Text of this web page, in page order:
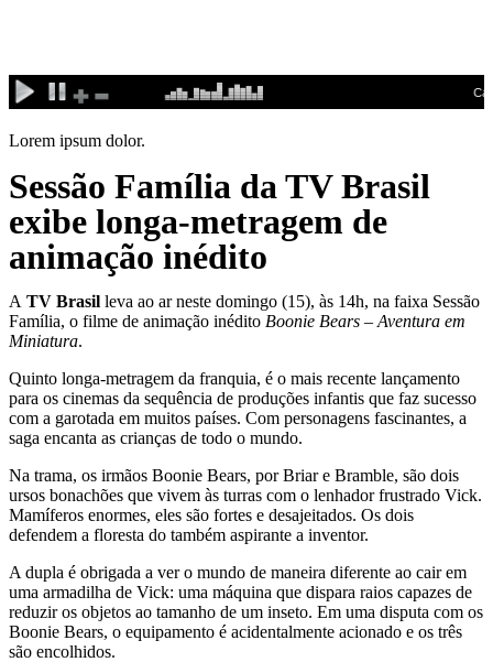
conteúdo
Lorem ipsum dolor.
Sessão Família da TV Brasil
exibe longa-metragem de
animação inédito
A TV Brasil leva ao ar neste domingo (15), às 14h, na faixa Sessão
Família, o filme de animação inédito Boonie Bears – Aventura em
Miniatura.
Quinto longa-metragem da franquia, é o mais recente lançamento
para os cinemas da sequência de produções infantis que faz sucesso
com a garotada em muitos países. Com personagens fascinantes, a
saga encanta as crianças de todo o mundo.
Na trama, os irmãos Boonie Bears, por Briar e Bramble, são dois
ursos bonachões que vivem às turras com o lenhador frustrado Vick.
Mamíferos enormes, eles são fortes e desajeitados. Os dois
defendem a floresta do também aspirante a inventor.
A dupla é obrigada a ver o mundo de maneira diferente ao cair em
uma armadilha de Vick: uma máquina que dispara raios capazes de
reduzir os objetos ao tamanho de um inseto. Em uma disputa com os
Boonie Bears, o equipamento é acidentalmente acionado e os três
são encolhidos.